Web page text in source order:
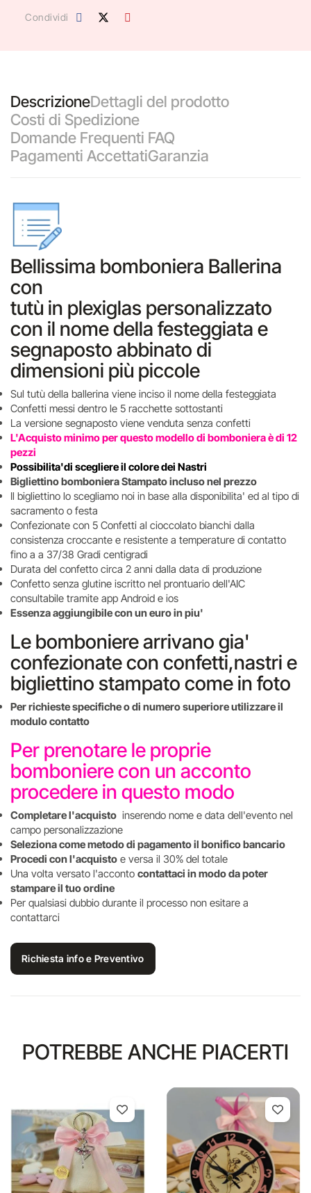
Condividi
DescrizioneDettagli del prodotto
Costi di Spedizione
Domande Frequenti FAQ
Pagamenti AccettatiGaranzia
Bellissima bomboniera Ballerina
con
tutù in plexiglas personalizzato
con il nome della festeggiata e
segnaposto abbinato di
dimensioni più piccole
Sul tutù della ballerina viene inciso il nome della festeggiata
Confetti messi dentro le 5 racchette sottostanti
La versione segnaposto viene venduta senza confetti
L'Acquisto minimo per questo modello di bomboniera è di 12
pezzi
Possibilita'di scegliere il colore dei Nastri
Bigliettino bomboniera Stampato incluso nel prezzo
Il bigliettino lo scegliamo noi in base alla disponibilita' ed al tipo di
sacramento o festa
Confezionate con 5 Confetti al cioccolato bianchi dalla
consistenza croccante e resistente a temperature di contatto
fino a a 37/38 Gradi centigradi
Durata del confetto circa 2 anni dalla data di produzione
Confetto senza glutine iscritto nel prontuario dell'AIC
consultabile tramite app Android e ios
Essenza aggiungibile con un euro in piu'
Le bomboniere arrivano gia'
confezionate con confetti,nastri e
bigliettino stampato come in foto
Per richieste specifiche o di numero superiore utilizzare il
modulo contatto
Per prenotare le proprie
bomboniere con un acconto
procedere in questo modo
Completare l'acquisto inserendo nome e data dell'evento nel
campo personalizzazione
Seleziona come metodo di pagamento il bonifico bancario
Procedi con l'acquisto e versa il 30% del totale
Una volta versato l'acconto contattaci in modo da poter
stampare il tuo ordine
Per qualsiasi dubbio durante il processo non esitare a
contattarci
Richiesta info e Preventivo
POTREBBE ANCHE PIACERTI